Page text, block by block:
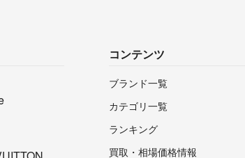
コンテンツ
ブランド一覧
カテゴリ一覧
ランキング
買取・相場価格情報